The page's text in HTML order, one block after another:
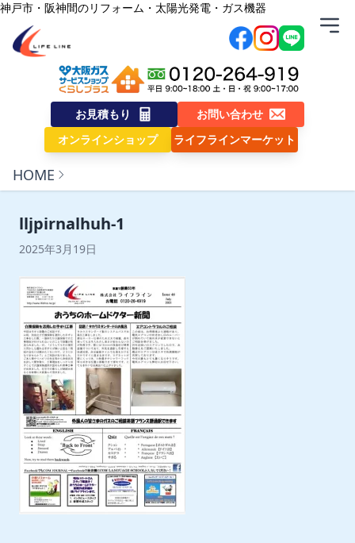
内容をスキップ
神戸市・阪神間のリフォーム・太陽光発電・ガス機器
株式会社ライフライン
お見積もり
お問い合わせ
オンラインショップ
ライフラインマーケット
HOME
lljpirnalhuh-1
2025年3月19日